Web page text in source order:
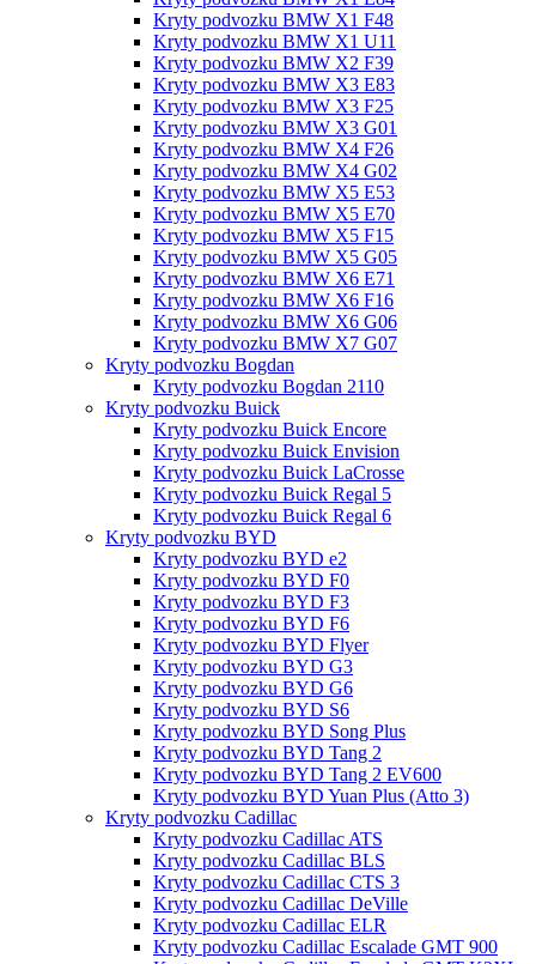
Kryty podvozku BMW X1 F48
Kryty podvozku BMW X1 U11
Kryty podvozku BMW X2 F39
Kryty podvozku BMW X3 E83
Kryty podvozku BMW X3 F25
Kryty podvozku BMW X3 G01
Kryty podvozku BMW X4 F26
Kryty podvozku BMW X4 G02
Kryty podvozku BMW X5 E53
Kryty podvozku BMW X5 E70
Kryty podvozku BMW X5 F15
Kryty podvozku BMW X5 G05
Kryty podvozku BMW X6 E71
Kryty podvozku BMW X6 F16
Kryty podvozku BMW X6 G06
Kryty podvozku BMW X7 G07
Kryty podvozku Bogdan
Kryty podvozku Bogdan 2110
Kryty podvozku Buick
Kryty podvozku Buick Encore
Kryty podvozku Buick Envision
Kryty podvozku Buick LaCrosse
Kryty podvozku Buick Regal 5
Kryty podvozku Buick Regal 6
Kryty podvozku BYD
Kryty podvozku BYD e2
Kryty podvozku BYD F0
Kryty podvozku BYD F3
Kryty podvozku BYD F6
Kryty podvozku BYD Flyer
Kryty podvozku BYD G3
Kryty podvozku BYD G6
Kryty podvozku BYD S6
Kryty podvozku BYD Song Plus
Kryty podvozku BYD Tang 2
Kryty podvozku BYD Tang 2 EV600
Kryty podvozku BYD Yuan Plus (Atto 3)
Kryty podvozku Cadillac
Kryty podvozku Cadillac ATS
Kryty podvozku Cadillac BLS
Kryty podvozku Cadillac CTS 3
Kryty podvozku Cadillac DeVille
Kryty podvozku Cadillac ELR
Kryty podvozku Cadillac Escalade GMT 900